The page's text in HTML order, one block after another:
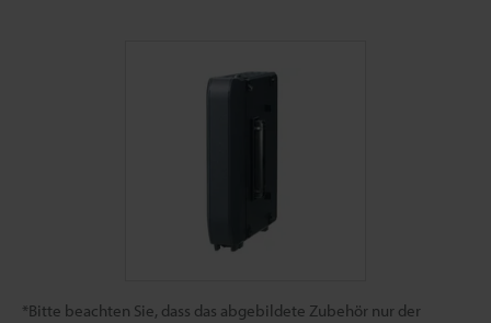
*Bitte beachten Sie, dass das abgebildete Zubehör nur der